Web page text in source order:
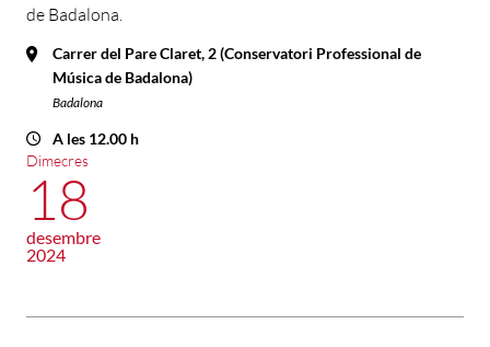
de Badalona.
Carrer del Pare Claret, 2 (Conservatori Professional de
Música de Badalona)
Badalona
A les 12.00 h
Dimecres
18
desembre
2024